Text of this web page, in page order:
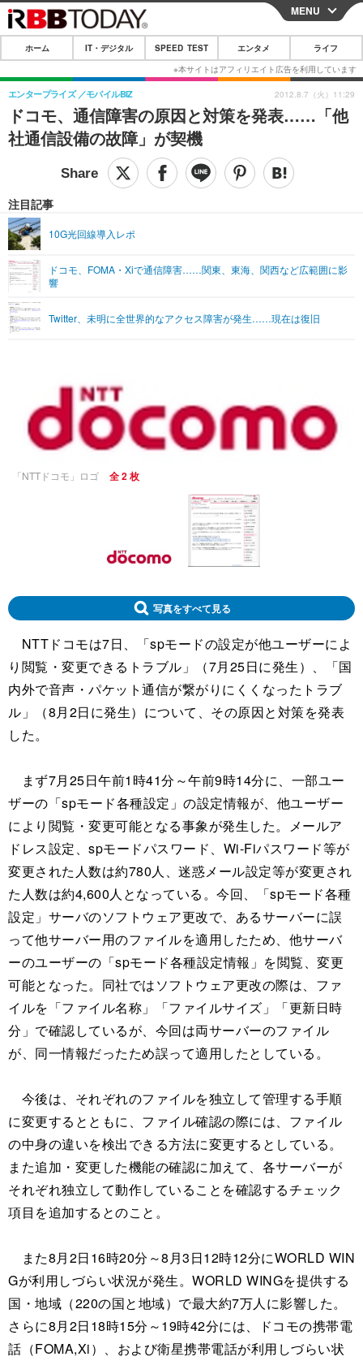
CLOSE
ホーム
IT・デジタル
IT・デジタルTOP スマートフォン
ショッピング その他
SPEED TEST
エンタメTOP 映画・ドラマ
ショッピング その他
ライフTOP
リリース一覧
プッシュ通知の停止方法
MENU
ホーム IT・デジタル SPEED TEST エンタメ ライフ
ドコモ、通信障害の原因と対策を発表……「他
社通信設備の故障」が契機
エンタープライズ モバイルBIZ
注目記事
10G光回線導入レポ
ドコモ、FOMA・Xiで通信障害……関東、東海、関西など広範囲に影
響
Twitter、未明に全世界的なアクセス障害が発生……現在は復旧
2012.8.7（火）11:29
「NTTドコモ」ロゴ 全 2 枚
写真をすべて見る
NTTドコモは7日、「spモードの設定が他ユーザーによ
り閲覧・変更できるトラブル」（7月25日に発生）、「国
内外で音声・パケット通信が繋がりにくくなったトラブ
ル」（8月2日に発生）について、その原因と対策を発表
した。
まず7月25日午前1時41分～午前9時14分に、一部ユー
ザーの「spモード各種設定」の設定情報が、他ユーザー
により閲覧・変更可能となる事象が発生した。メールア
ドレス設定、spモードパスワード、Wi-Fiパスワード等が
変更された人数は約780人、迷惑メール設定等が変更され
た人数は約4,600人となっている。今回、「spモード各種
設定」サーバのソフトウェア更改で、あるサーバーに誤
って他サーバー用のファイルを適用したため、他サーバ
ーのユーザーの「spモード各種設定情報」を閲覧、変更
可能となった。同社ではソフトウェア更改の際は、ファ
イルを「ファイル名称」「ファイルサイズ」「更新日時
分」で確認しているが、今回は両サーバーのファイル
が、同一情報だったため誤って適用したとしている。
今後は、それぞれのファイルを独立して管理する手順
に変更するとともに、ファイル確認の際には、ファイル
の中身の違いを検出できる方法に変更するとしている。
また追加・変更した機能の確認に加えて、各サーバーが
それぞれ独立して動作していることを確認するチェック
項目を追加するとのこと。
また8月2日16時20分～8月3日12時12分にWORLD WIN
Gが利用しづらい状況が発生。WORLD WINGを提供する
国・地域（220の国と地域）で最大約7万人に影響した。
さらに8月2日18時15分～19時42分には、ドコモの携帯電
話（FOMA,Xi）、および衛星携帯電話が利用しづらい状